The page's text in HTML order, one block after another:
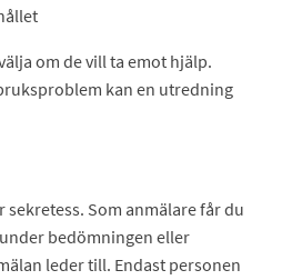
om de vill ta emot hjälp.
kan en utredning
Som anmälare får du
bedömningen eller
leder till. Endast personen